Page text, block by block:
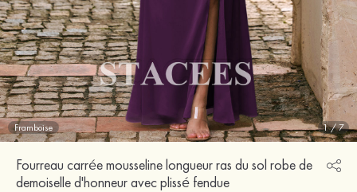
Framboise 1/7
Fourreau carrée mousseline longueur ras du sol robe de
demoiselle d'honneur avec plissé fendue